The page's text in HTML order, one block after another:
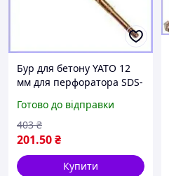
Бур для бетону YATO 12
мм для перфоратора SDS-
продуктивність для
каменю та цегли
Готово до відправки
201.50₴
403 ₴
Купити